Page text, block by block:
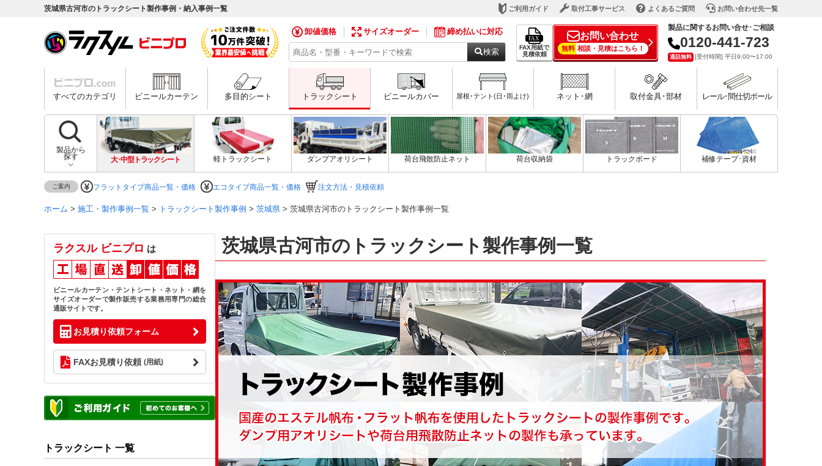
茨城県古河市のトラックシート製作事例・納入事例一覧 ご利用ガイド 取付工事サービス よくあるご質問 お問い合わせ先一覧
卸値価格 サイズオーダー 締め払いに対応
検索
FAX用紙で
見積依頼
お問い合わせ
無料 相談・見積はこちら！
製品に関するお問い合せ･ご相談
0120-441-723
通話無料 [受付時間] 平日9:00〜17:00
すべてのカテゴリ ビニールカーテン 多目的シート トラックシート ビニールカバー 屋根･テント(日･雨よけ) ネット･網 取付金具･部材 レール･間仕切ポール
製品から
探す
大･中型トラックシート 軽トラックシート ダンプアオリシート 荷台飛散防止ネット 荷台収納袋 トラックボード 補修テープ･資材
ご案内 フラットタイプ商品一覧・価格 エコタイプ商品一覧・価格 注文方法・見積依頼
ホーム > 施工・製作事例一覧 > トラックシート製作事例 > 茨城県 > 茨城県古河市のトラックシート製作事例一覧
茨城県古河市のトラックシート製作事例一覧
ラクスル ビニプロ は
ビニールカーテン・テントシート・ネット・網を
サイズオーダーで製作販売する業務用専門の総合
通販サイトです。
お見積り依頼フォーム
FAXお見積り依頼 (用紙)
トラックシート 一覧